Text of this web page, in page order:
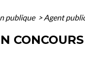
publique > Agent